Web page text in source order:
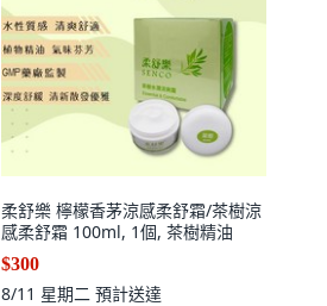
柔舒樂 檸檬香茅涼感柔舒霜/茶樹涼
感柔舒霜 100ml, 1個, 茶樹精油
$300
8/11 星期二 預計送達